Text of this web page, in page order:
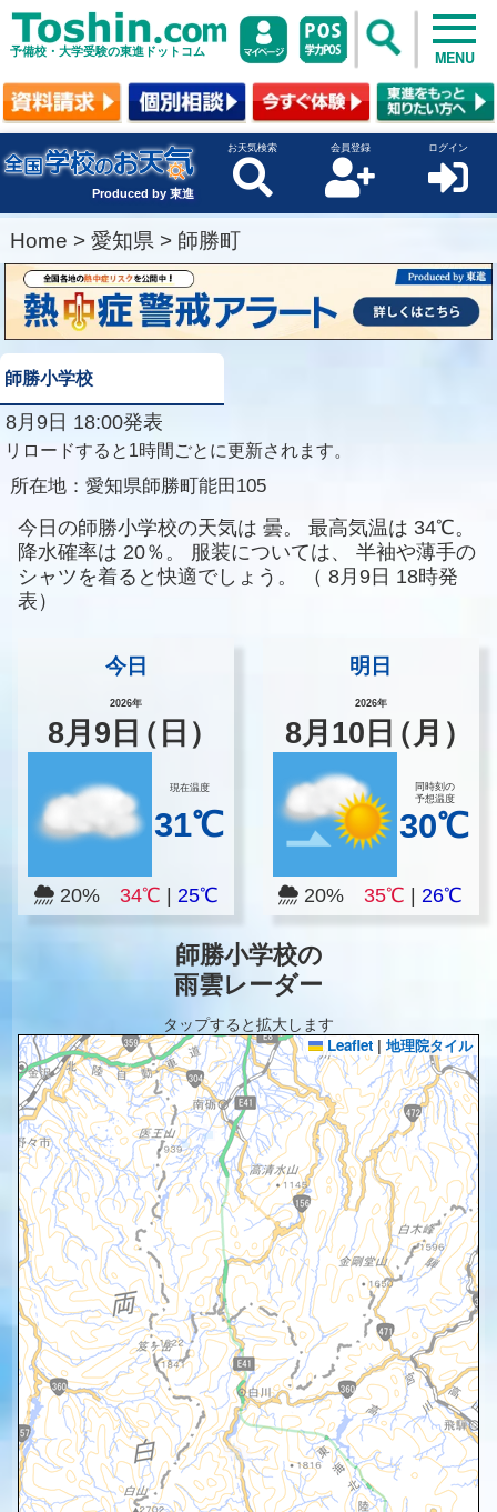
予備校・大学受験の東進ドットコム MENU
Produced by 東進
お天気検索 会員登録 ログイン
Home > 愛知県 > 師勝町
師勝小学校
8月9日 18:00発表
リロードすると1時間ごとに更新されます。
所在地： 愛知県師勝町能田105
今日の師勝小学校の天気は 曇。 最高気温は 34℃。
降水確率は 20％。 服装については、
半袖や薄手の
シャツを着ると快適でしょう。
（ 8月9日 18時発
表）
今日
2026年
8月 9 日（日）
現在温度
31℃
20% 34℃ 25℃
明日
2026年
8月 10 日（月）
同時刻の
予想温度
30℃
20% 35℃ |26℃
師勝小学校の
雨雲レーダー
タップすると拡大します
Leaflet | 地理院タイル